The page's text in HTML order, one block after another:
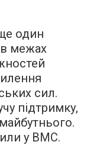
один
в межах
сил.
підтримку,
у ВМС.